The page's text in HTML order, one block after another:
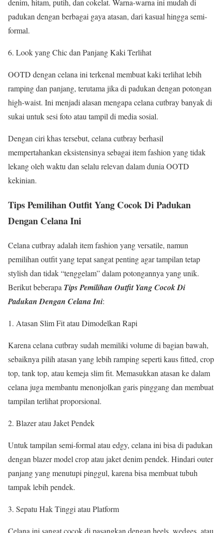
denim, hitam, putih, dan cokelat. Warna-warna ini mudah di
padukan dengan berbagai gaya atasan, dari kasual hingga semi-
formal.
Look yang Chic dan Panjang Kaki Terlihat
OOTD dengan celana ini terkenal membuat kaki terlihat lebih
ramping dan panjang, terutama jika di padukan dengan potongan
high-waist. Ini menjadi alasan mengapa celana cutbray banyak di
sukai untuk sesi foto atau tampil di media sosial.
Dengan ciri khas tersebut, celana cutbray berhasil
mempertahankan eksistensinya sebagai item fashion yang tidak
lekang oleh waktu dan selalu relevan dalam dunia OOTD
kekinian.
Tips Pemilihan Outfit Yang Cocok Di Padukan
Dengan Celana Ini
Celana cutbray adalah item fashion yang versatile, namun
pemilihan outfit yang tepat sangat penting agar tampilan tetap
stylish dan tidak “tenggelam” dalam potongannya yang unik.
Berikut beberapa Tips Pemilihan Outfit Yang Cocok Di
Padukan Dengan Celana Ini:
Atasan Slim Fit atau Dimodelkan Rapi
Karena celana cutbray sudah memiliki volume di bagian bawah,
sebaiknya pilih atasan yang lebih ramping seperti kaus fitted, crop
top, tank top, atau kemeja slim fit. Memasukkan atasan ke dalam
celana juga membantu menonjolkan garis pinggang dan membuat
tampilan terlihat proporsional.
Blazer atau Jaket Pendek
Untuk tampilan semi-formal atau edgy, celana ini bisa di padukan
dengan blazer model crop atau jaket denim pendek. Hindari outer
panjang yang menutupi pinggul, karena bisa membuat tubuh
tampak lebih pendek.
Sepatu Hak Tinggi atau Platform
Celana ini sangat cocok di pasangkan dengan heels, wedges, atau